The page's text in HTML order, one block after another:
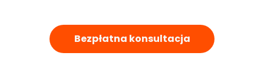
Bezpłatna konsultacja